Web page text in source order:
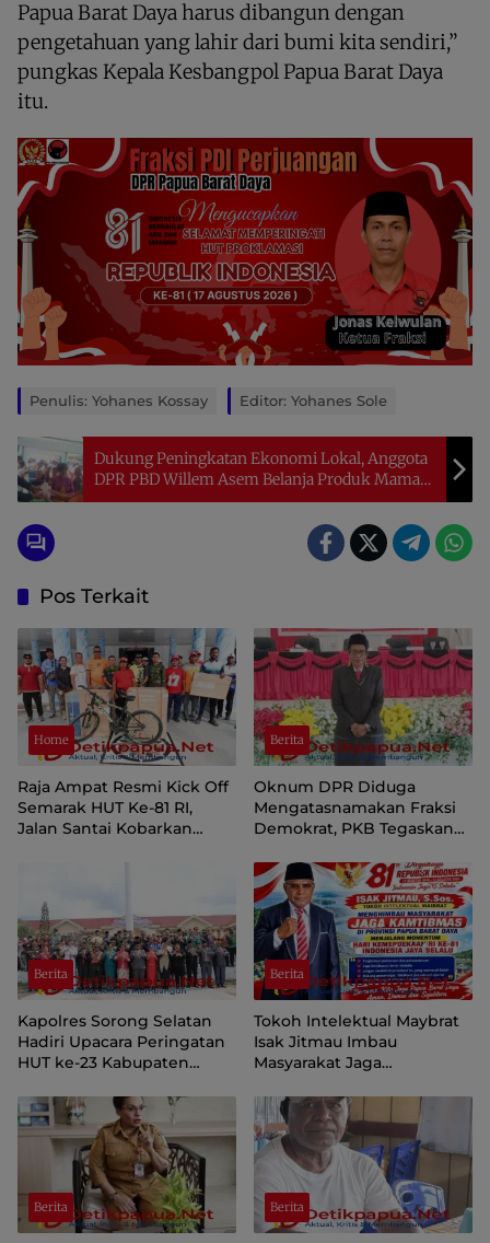
Papua Barat Daya harus dibangun dengan
pengetahuan yang lahir dari bumi kita sendiri,”
pungkas Kepala Kesbangpol Papua Barat Daya
itu.
Penulis: Yohanes Kossay Editor: Yohanes Sole
Dukung Peningkatan Ekonomi Lokal, Anggota
DPR PBD Willem Asem Belanja Produk Mama
Papua
Pos Terkait
Home
Raja Ampat Resmi Kick Off
Semarak HUT Ke-81 RI,
Jalan Santai Kobarkan
Berita
Oknum DPR Diduga
Mengatasnamakan Fraksi
Demokrat, PKB Tegaskan
Papua Pegunungan
Berita
Kapolres Sorong Selatan
Hadiri Upacara Peringatan
HUT ke-23 Kabupaten
Berita
Tokoh Intelektual Maybrat
Isak Jitmau Imbau
Masyarakat Jaga
81 Kemerdekaan RI
Berita Berita